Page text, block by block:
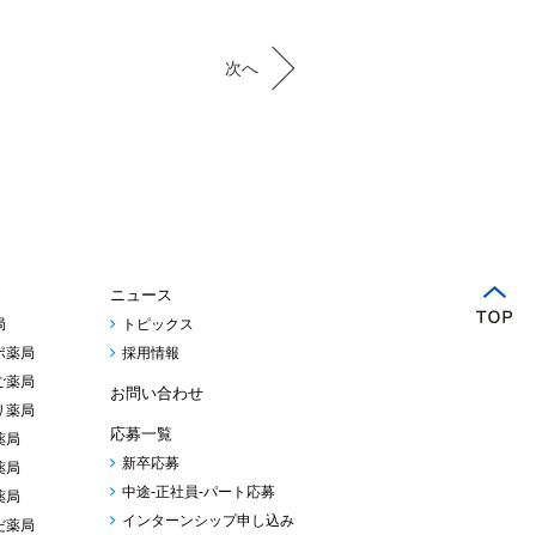
次へ
薬局
薬局
薬局
局
局
局
薬局
ニュース
トピックス
採用情報
お問い合わせ
応募一覧
新卒応募
中途-正社員-パート応募
インターンシップ申し込み